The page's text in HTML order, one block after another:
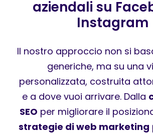
aziendali su
Instagram
Il nostro approccio non si
generiche, ma su una
personalizzata, costruita
e a dove vuoi arrivare. Dalla
SEO per migliorare il
strategie di web marketing